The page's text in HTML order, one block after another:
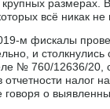
крупных
всё никак не
м фискалы
и
№ 760/12636/20,
отчетности
о